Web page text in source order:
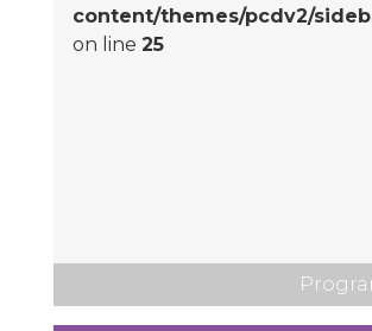
content/themes/pcdv2/
on line 25